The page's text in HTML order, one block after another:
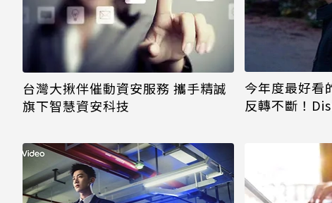
台灣大揪伴催動資安服務 攜手精誠
旗下智慧資安科技
今年度最好看
反轉不斷！